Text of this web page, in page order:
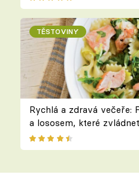
TĚSTOVINY
Rychlá a zdravá večeře:
a lososem, které